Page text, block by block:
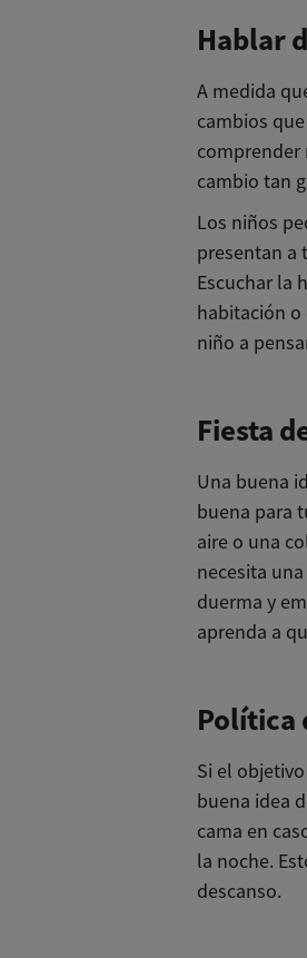
Hablar
A medida
cambios
comprender
cambio tan
Los niños
presentan a
Escuchar la
habitación o
niño a
Fiesta
Una buena
buena para
aire o una
necesita
duerma y
aprenda a
Política
Si el
buena idea
cama en
la noche.
descanso.